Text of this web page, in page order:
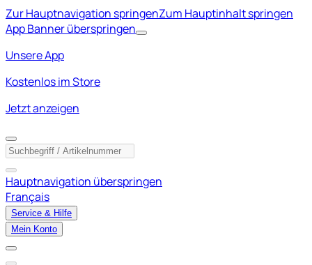
Zur Hauptnavigation springenZum Hauptinhalt springen
App Banner überspringen
Unsere App
Kostenlos im Store
Jetzt anzeigen
Hauptnavigation überspringen
Français
Service & Hilfe
Mein Konto